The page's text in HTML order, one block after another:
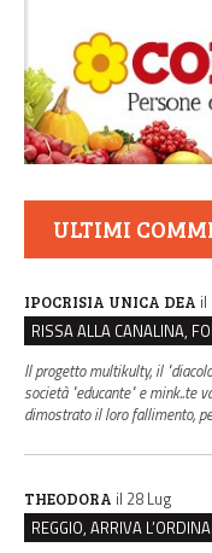
ULTIMI
IPOCRISIA UNICA DEA il
Il progetto multikulty, il
società "educante" e mink..te
dimostrato il loro fallimento,
THEODORA il 28 Lug